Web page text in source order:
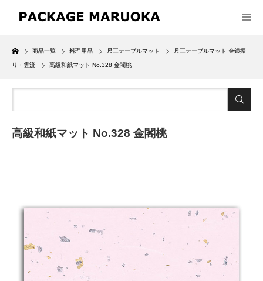
Home
商品一覧 料理用品 尺三テーブルマット 尺三テーブルマット 金銀振
り・雲流 高級和紙マット No.328 金閣桃
高級和紙マット No.328 金閣桃